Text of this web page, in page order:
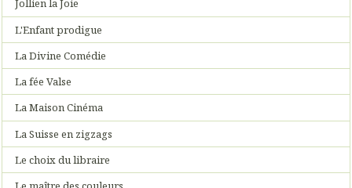
Jollien la Joie
L'Enfant prodigue
La Divine Comédie
La fée Valse
La Maison Cinéma
La Suisse en zigzags
Le choix du libraire